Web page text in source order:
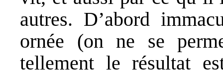
autres. D’abord
ornée (on ne se
tellement le résultat